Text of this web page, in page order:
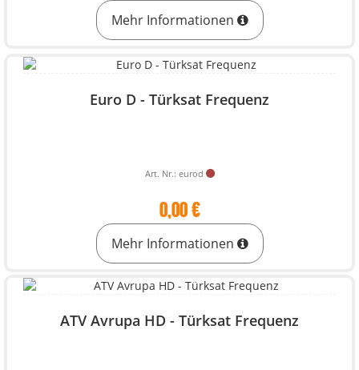
Mehr Informationen
Euro D - Türksat Frequenz
Art. Nr.: eurod
0,00 €
Mehr Informationen
ATV Avrupa HD - Türksat Frequenz